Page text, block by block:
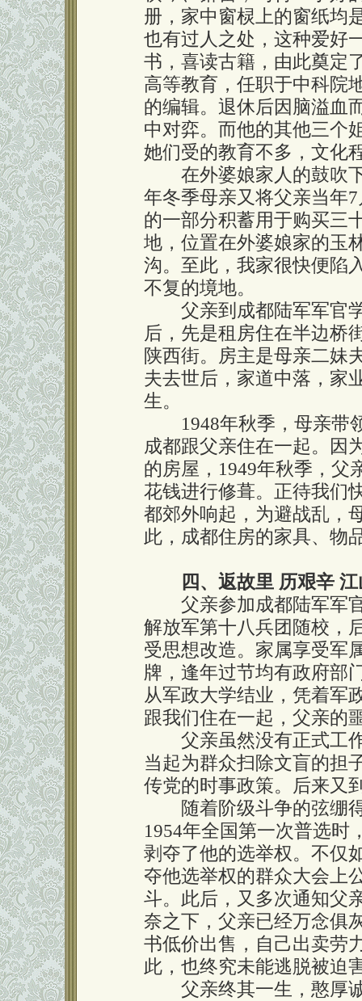
册，家中窗棂上的窗纸均
也有过人之处，这种爱好
书，喜读古籍，由此奠定
高等教育，任职于中科院
的编辑。退休后因脑溢血
中对弈。而他的其他三个
她们受的教育不多，文化
在外婆娘家人的鼓吹
年冬季母亲又将父亲当年
的一部分积蓄用于购买三
地，位置在外婆娘家的玉
沟。至此，我家很快便陷
不复的境地。
父亲到成都陆军军官
后，先是租房住在半边桥
陕西街。房主是母亲二妹
夫去世后，家道中落，家
生。
1948年秋季，母亲带
成都跟父亲住在一起。因
的房屋，1949年秋季，父
花钱进行修葺。正待我们
都郊外响起，为避战乱，
此，成都住房的家具、物
四、返故里 历艰辛
父亲参加成都陆军军官
解放军第十八兵团随校，
受思想改造。家属享受军
牌，逢年过节均有政府部
从军政大学结业，凭着军
跟我们住在一起，父亲的
父亲虽然没有正式工作
当起为群众扫除文盲的担
传党的时事政策。后来又
随着阶级斗争的弦绷得
1954年全国第一次普选时
剥夺了他的选举权。不仅
夺他选举权的群众大会上
斗。此后，又多次通知父
奈之下，父亲已经万念俱
书低价出售，自己出卖劳
此，也终究未能逃脱被迫
父亲终其一生，憨厚诚